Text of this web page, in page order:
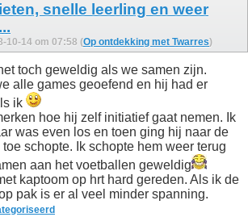
snelle leerling en weer
10-14 om 07:58 (Op ontdekking met Twarres)
toch geweldig als we samen zijn.
alle games geoefend en hij had er
ik
hoe hij zelf initiatief gaat nemen. Ik
was even los en toen ging hij naar de
schopte. Ik schopte hem weer terug
aan het voetballen geweldig
kaptoom op hrt hard gereden. Als ik de
pak is er al veel minder spanning.